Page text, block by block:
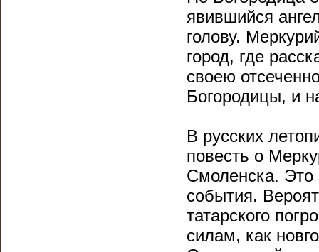
явившийся
голову.
город, где
своею
Богородицы, и
В русских
повесть о
Смоленска. Это
события.
татарского
силам, как